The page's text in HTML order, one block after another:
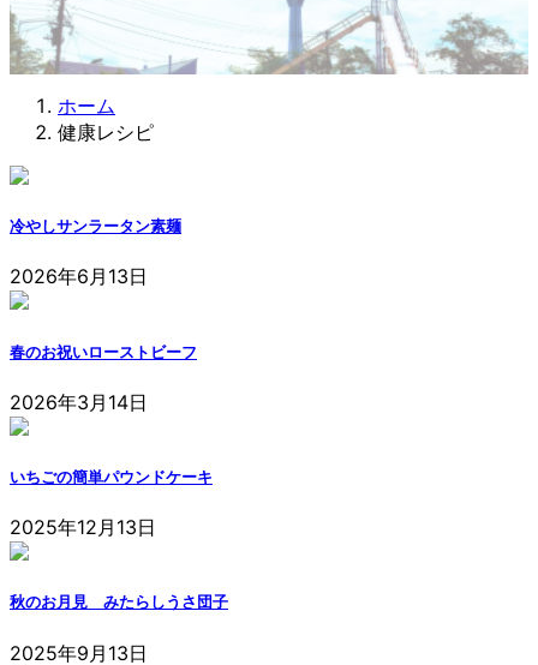
ホーム
健康レシピ
冷やしサンラータン素麺
2026年6月13日
春のお祝いローストビーフ
2026年3月14日
いちごの簡単パウンドケーキ
2025年12月13日
秋のお月見 みたらしうさ団子
2025年9月13日